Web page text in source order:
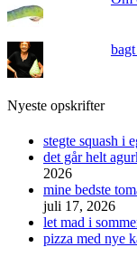
Nyeste opskrifter
stegte squash i
det går helt
2026
mine bedste
juli 17, 2026
let mad i
pizza med nye